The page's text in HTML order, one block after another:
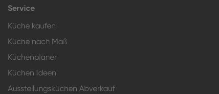
Service
Küche kaufen
Küche nach Maß
Küchenplaner
Küchen Ideen
Ausstellungsküchen Abverkauf